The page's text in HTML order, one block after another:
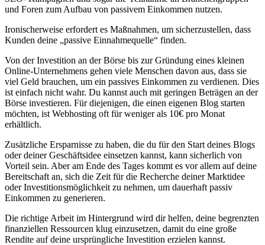
und Foren zum Aufbau von passivem Einkommen nutzen.
Ironischerweise erfordert es Maßnahmen, um sicherzustellen, dass
Kunden deine „passive Einnahmequelle“ finden.
Von der Investition an der Börse bis zur Gründung eines kleinen
Online-Unternehmens gehen viele Menschen davon aus, dass sie
viel Geld brauchen, um ein passives Einkommen zu verdienen. Dies
ist einfach nicht wahr. Du kannst auch mit geringen Beträgen an der
Börse investieren. Für diejenigen, die einen eigenen Blog starten
möchten, ist Webhosting oft für weniger als 10€ pro Monat
erhältlich.
Zusätzliche Ersparnisse zu haben, die du für den Start deines Blogs
oder deiner Geschäftsidee einsetzen kannst, kann sicherlich von
Vorteil sein. Aber am Ende des Tages kommt es vor allem auf deine
Bereitschaft an, sich die Zeit für die Recherche deiner Marktidee
oder Investitionsmöglichkeit zu nehmen, um dauerhaft passiv
Einkommen zu generieren.
Die richtige Arbeit im Hintergrund wird dir helfen, deine begrenzten
finanziellen Ressourcen klug einzusetzen, damit du eine große
Rendite auf deine ursprüngliche Investition erzielen kannst.